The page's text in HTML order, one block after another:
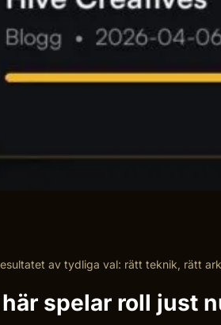
av tydliga val: rätt teknik, rätt
spelar roll just